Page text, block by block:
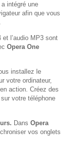
a intégré une
afin que vous
et l’audio MP3 sont
Opera One
installez le
votre ordinateur,
action. Créez des
votre téléphone
Dans Opera
vos onglets